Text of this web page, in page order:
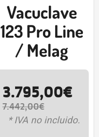
Vacuclave
123 Pro Line
/ Melag
7.442,00€
3.795,00€
* IVA no incluido.